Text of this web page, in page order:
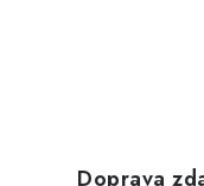
Doprava